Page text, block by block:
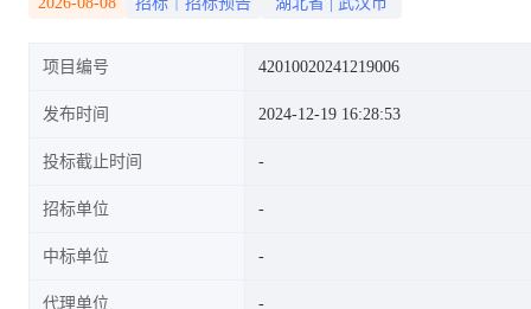
项目编号 42010020241219006
发布时间 2024-12-19 16:28:53
投标截止时间
招标单位
中标单位
代理单位